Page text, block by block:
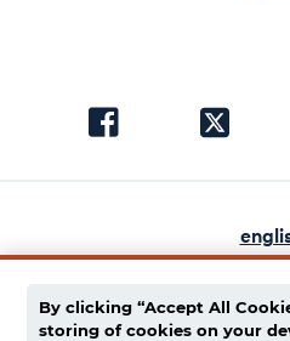
visit
facebook
visit
política de
By clicking “Accept All
storing of cookies on your